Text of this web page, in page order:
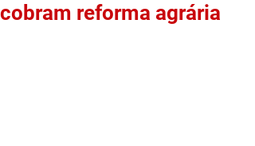
cobram reforma agrária